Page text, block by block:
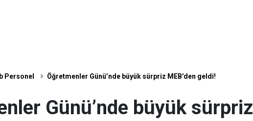
Personel Öğretmenler Günü’nde büyük sürpriz MEB’den geldi!
Günü’nde büyük sürpriz